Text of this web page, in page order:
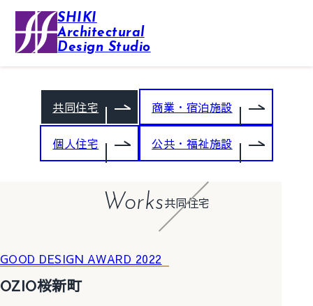
SHIKI
Architectural
Design Studio
共同住宅 商業・宿泊施設
個人住宅 公共・福祉施設
Works共同住宅
GOOD DESIGN AWARD 2022
OZIO桜新町